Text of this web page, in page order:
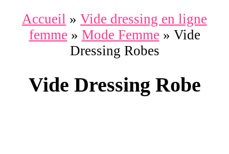
Accueil » Vide dressing en ligne
femme » Mode Femme » Vide
Dressing Robes
Vide Dressing Robe